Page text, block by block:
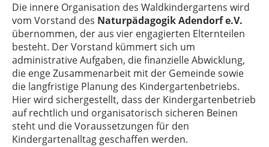
Die innere Organisation des Waldkindergartens wird
vom Vorstand des Naturpädagogik Adendorf e.V.
übernommen, der aus vier engagierten Elternteilen
besteht. Der Vorstand kümmert sich um
administrative Aufgaben, die finanzielle Abwicklung,
die enge Zusammenarbeit mit der Gemeinde sowie
die langfristige Planung des Kindergartenbetriebs.
Hier wird sichergestellt, dass der Kindergartenbetrieb
auf rechtlich und organisatorisch sicheren Beinen
steht und die Voraussetzungen für den
Kindergartenalltag geschaffen werden.